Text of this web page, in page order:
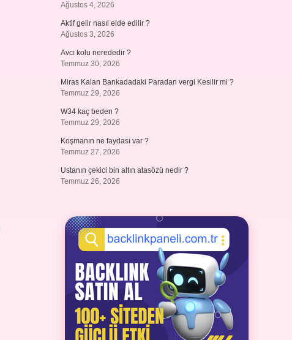
Ağustos 4, 2026
Aktif gelir nasıl elde edilir ?
Ağustos 3, 2026
Avcı kolu nerededir ?
Temmuz 30, 2026
Miras Kalan Bankadadaki Paradan vergi Kesilir mi ?
Temmuz 29, 2026
W34 kaç beden ?
Temmuz 29, 2026
Koşmanın ne faydası var ?
Temmuz 27, 2026
Ustanın çekici bin altın atasözü nedir ?
Temmuz 26, 2026